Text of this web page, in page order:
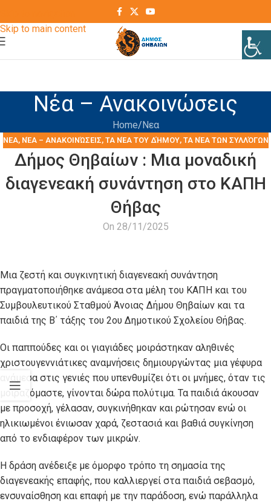
Skip to main content
Νέα – Ανακοινώσεις
Home Νεα
ΝΕΑ, ΝΈΑ – ΑΝΑΚΟΙΝΏΣΕΙΣ, ΤΑ ΝΈΑ ΤΟΥ ΔΉΜΟΥ, ΤΑ ΝΈΑ ΤΩΝ ΣΥΛΛΌΓΩΝ
Δήμος Θηβαίων : Μια μοναδική
διαγενεακή συνάντηση στο ΚΑΠΗ
Θήβας
On 28/11/2025
Μια ζεστή και συγκινητική διαγενεακή συνάντηση
πραγματοποιήθηκε ανάμεσα στα μέλη του ΚΑΠΗ και του
Συμβουλευτικού Σταθμού Άνοιας Δήμου Θηβαίων και τα
παιδιά της Β΄ τάξης του 2ου Δημοτικού Σχολείου Θήβας.
Οι παππούδες και οι γιαγιάδες μοιράστηκαν αληθινές
χριστουγεννιάτικες αναμνήσεις δημιουργώντας μια γέφυρα
ανάμεσα στις γενιές που υπενθυμίζει ότι οι μνήμες, όταν τις
μοιραζόμαστε, γίνονται δώρα πολύτιμα. Τα παιδιά άκουσαν
με προσοχή, γέλασαν, συγκινήθηκαν και ρώτησαν ενώ οι
ηλικιωμένοι ένιωσαν χαρά, ζεστασιά και βαθιά συγκίνηση
από το ενδιαφέρον των μικρών.
Η δράση ανέδειξε με όμορφο τρόπο τη σημασία της
διαγενεακής επαφής, που καλλιεργεί στα παιδιά σεβασμό,
ενσυναίσθηση και επαφή με την παράδοση, ενώ παράλληλα